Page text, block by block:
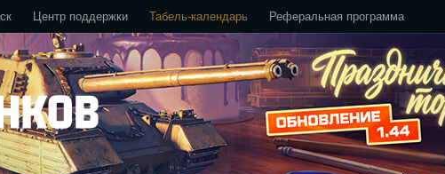
Центр поддержки Табель-календарь Реферальная программа